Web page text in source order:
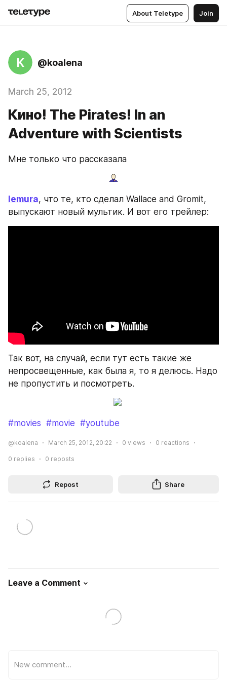
About Teletype Join
K @koalena
March 25, 2012
Кино! The Pirates! In an
Adventure with Scientists
Мне только что рассказала
lemura, что те, кто сделал Wallace and Gromit,
выпускают новый мультик. И вот его трейлер:
Так вот, на случай, если тут есть такие же
непросвещенные, как была я, то я делюсь. Надо
не пропустить и посмотреть.
#movies #movie #youtube
@koalena March 25, 2012, 20:22 0 views 0 reactions
0 replies 0 reposts
Repost Share
Leave a Comment